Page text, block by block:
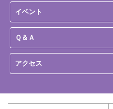
イベント
Ｑ＆Ａ
アクセス